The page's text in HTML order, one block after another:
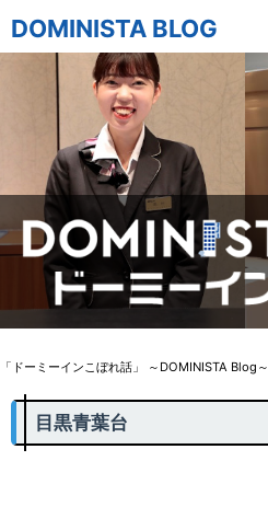
DOMINISTA BLOG
「ドーミーインこぼれ話」 ～DOMINISTA Blog～
目黒青葉台